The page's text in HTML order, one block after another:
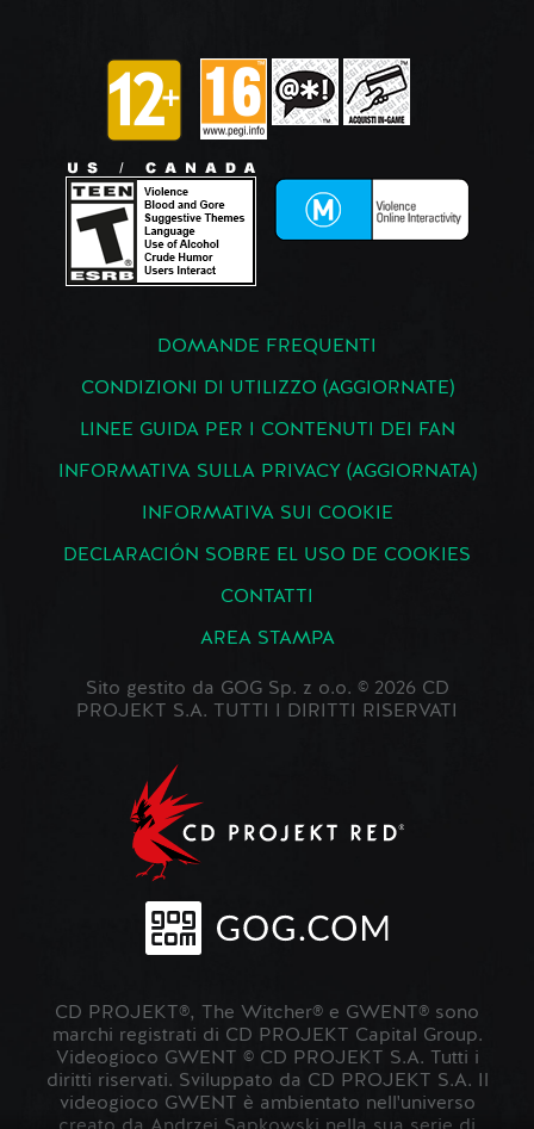
DOMANDE FREQUENTI
CONDIZIONI DI UTILIZZO (AGGIORNATE)
LINEE GUIDA PER I CONTENUTI DEI FAN
INFORMATIVA SULLA PRIVACY (AGGIORNATA)
INFORMATIVA SUI COOKIE
DECLARACIÓN SOBRE EL USO DE COOKIES
CONTATTI
AREA STAMPA
Sito gestito da GOG Sp. z o.o. © 2026 CD
PROJEKT S.A. TUTTI I DIRITTI RISERVATI
CD PROJEKT®, The Witcher® e GWENT® sono
marchi registrati di CD PROJEKT Capital Group.
Videogioco GWENT © CD PROJEKT S.A. Tutti i
diritti riservati. Sviluppato da CD PROJEKT S.A. Il
videogioco GWENT è ambientato nell'universo